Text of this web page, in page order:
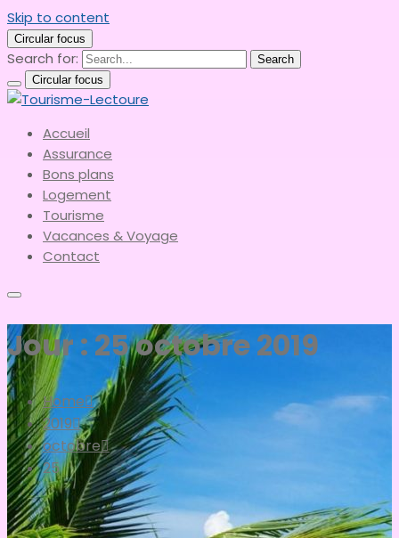
Skip to content
Circular focus
Search for:
Search
Circular focus
Tourisme-Lectoure
le meilleur du tourisme
Accueil
Assurance
Bons plans
Logement
Tourisme
Vacances & Voyage
Contact
Jour : 25 octobre 2019
Home
2019
octobre
25